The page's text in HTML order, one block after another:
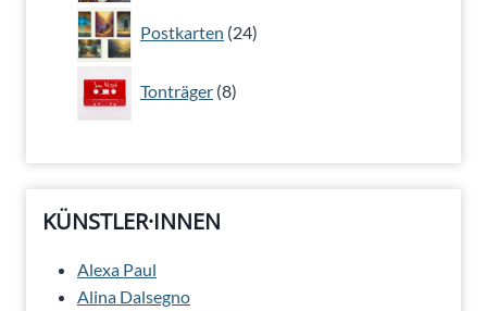
Postkarten 24
24
Produkte
Tonträger 8
8
Produkte
KÜNSTLER·INNEN
Alexa Paul
Alina Dalsegno